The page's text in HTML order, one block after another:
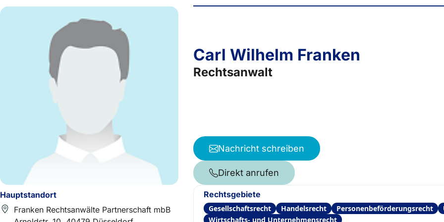
Hauptstandort
Franken Rechtsanwälte Partnerschaft mbB
Carl Wilhelm Franken
Rechtsanwalt
Nachricht schreiben
Direkt anrufen
Rechtsgebiete
Gesellschaftsrecht Handelsrecht Personenbeförderungsrecht
Wirtschafts- und Unternehmensrecht